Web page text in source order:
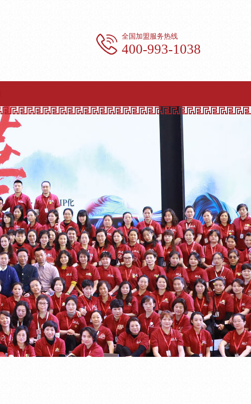
全国加盟服务热线
400-993-1038